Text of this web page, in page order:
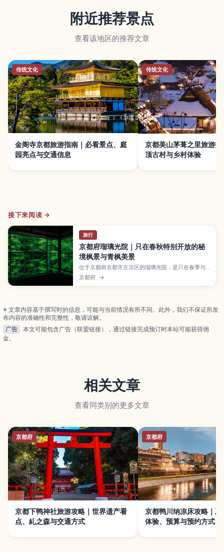
附近推荐景点
查看该地区的推荐文章
传统文化
金阁寺京都旅游指南｜必看景点、庭
园亮点与交通信息
传统文化
京都美山茅葺之里旅游指
顶古村与乡村体验
接下来阅读 →
旅行
京都府瑠璃光院｜只在春秋特别开放的秘
境枫景与青枫美景
位于京都府京都市左京区的瑠璃光院，是只在春季与
秋季特別开放的隐密赏景名所，以满室映照的青枫与
红叶美景而广受欢迎。本文介绍庭园与书院眺望的亮
京都府 →
※ 文章内容基于撰写时的信息，可能与当前情况有所不同。此外，我们不保证所发
布内容的准确性和完整性，敬请谅解。
广告
本文可能包含广告（联盟链接），通过链接完成预订时本站可能获得佣
金。
相关文章
查看同类别的更多文章
京都府
京都下鸭神社旅游攻略｜世界遗产看
点、糺之森与交通方式
京都府
京都鸭川纳凉床攻略｜夏
体验、预算与预约方式